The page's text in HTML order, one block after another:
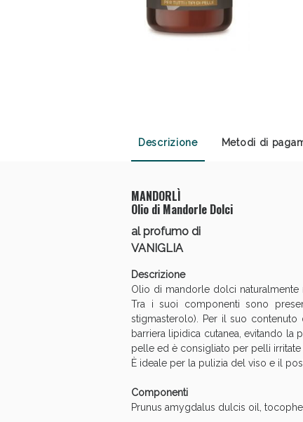
Descrizione Metodi di
MANDORLÌ
Olio di Mandorle Dolci
al profumo di
VANIGLIA
Descrizione
Olio di mandorle dolci naturalmente
Tra i suoi componenti sono
stigmasterolo). Per il suo
barriera lipidica cutanea, evitando la
pelle ed è consigliato per pelli irritate
È ideale per la pulizia del viso e il
Componenti
Prunus amygdalus dulcis oil,